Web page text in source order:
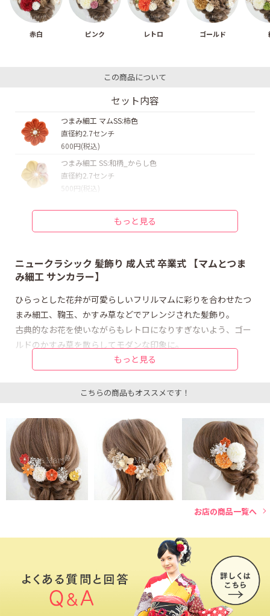
赤白 ピンク レトロ ゴールド
この商品について
セット内容
つまみ細工 マムSS:柿色
直径約2.7センチ
600円(税込)
つまみ細工 SS:和柄_からし色
直径約2.7センチ
500円(税込)
300円(税込)
直径約2.7センチ
500円(税込)
直径約3.5センチ
400円(税込)
プレミアムマム フリルマム_クリーム
直径約6.5センチ
ドライ/プリザ かすみ草_プリザ金
400円(税込)
ピンポンマム：SSサイズ やまぶき色
直径約3.5センチ
350円(税込)
タッセルなど装飾 鞠玉白金_M
直径約3センチ
400円(税込)
ドライ/プリザ かすみG_ロング_B
ドライ/プリザ かすみG_ロング_A
タッセルなど装飾 和水引_白金_A
幅約8センチ×長さ約7センチ
850円(税込)
もっと見る
ニュークラシック 髪飾り 成人式 卒業式 【マムとつま
み細工 サンカラー】
ひらっとした花弁が可愛らしいフリルマムに彩りを合わせたつ
まみ細工、鞠玉、かすみ草などでアレンジされた髪飾り。
古典的なお花を使いながらもレトロになりすぎないよう、ゴー
ルドのかすみ草を散らしてモダンな印象に。
ベーシックな合わせにしたいけど今っぽい雰囲気は崩さないニ
ュークラシックな作品です。
和柄を絡ませた、からし色と柿色のつまみ細工はハナマリーだ
けのオリジナルデザインです。
水引きは、落ち着いた質感のゴールドに上質な白い水引きをミ
ックスした和テイストな飾り。
完成品ですので、スムーズに脱着でき安心です。
など式典シーンにご使用いただけます。
◉お花やパーツは全てUピンに、それぞれ独立して取り付けて
あります。
◉自由にお好きな位置に付けられるので様々なヘアスタイルを
もっと見る
こちらの商品もオススメです！
お店の商品一覧へ